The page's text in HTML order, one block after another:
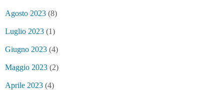
Agosto 2023 (8)
Luglio 2023 (1)
Giugno 2023 (4)
Maggio 2023 (2)
Aprile 2023 (4)